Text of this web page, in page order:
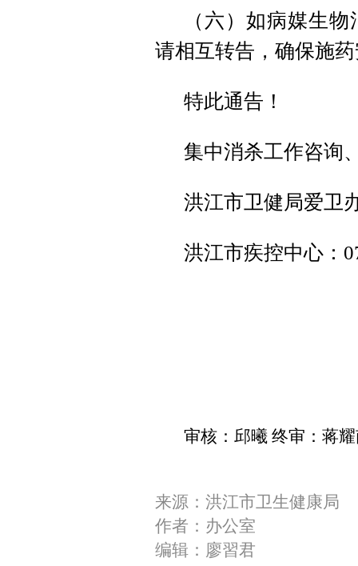
（六）如病媒生
请相互转告，确保施
特此通告！
集中消杀工作咨询
洪江市卫健局爱卫
洪江市疾控中心：
审核：邱曦 终审：蒋
来源：洪江市卫生健康局
作者：办公室
编辑：廖習君